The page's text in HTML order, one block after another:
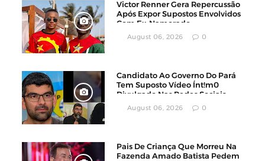
Victor Renner Gera Repercussão
Após Expor Supostos Envolvidos
Com Ex-Namorado
August 06, 2026 0
Candidato Ao Governo Do Pará
Tem Suposto Vídeo Ínt!m0
Divulgado Nas Redes Sociais
August 06, 2026 0
Pais De Criança Que Morreu Na
Fazenda Amado Batista Pedem